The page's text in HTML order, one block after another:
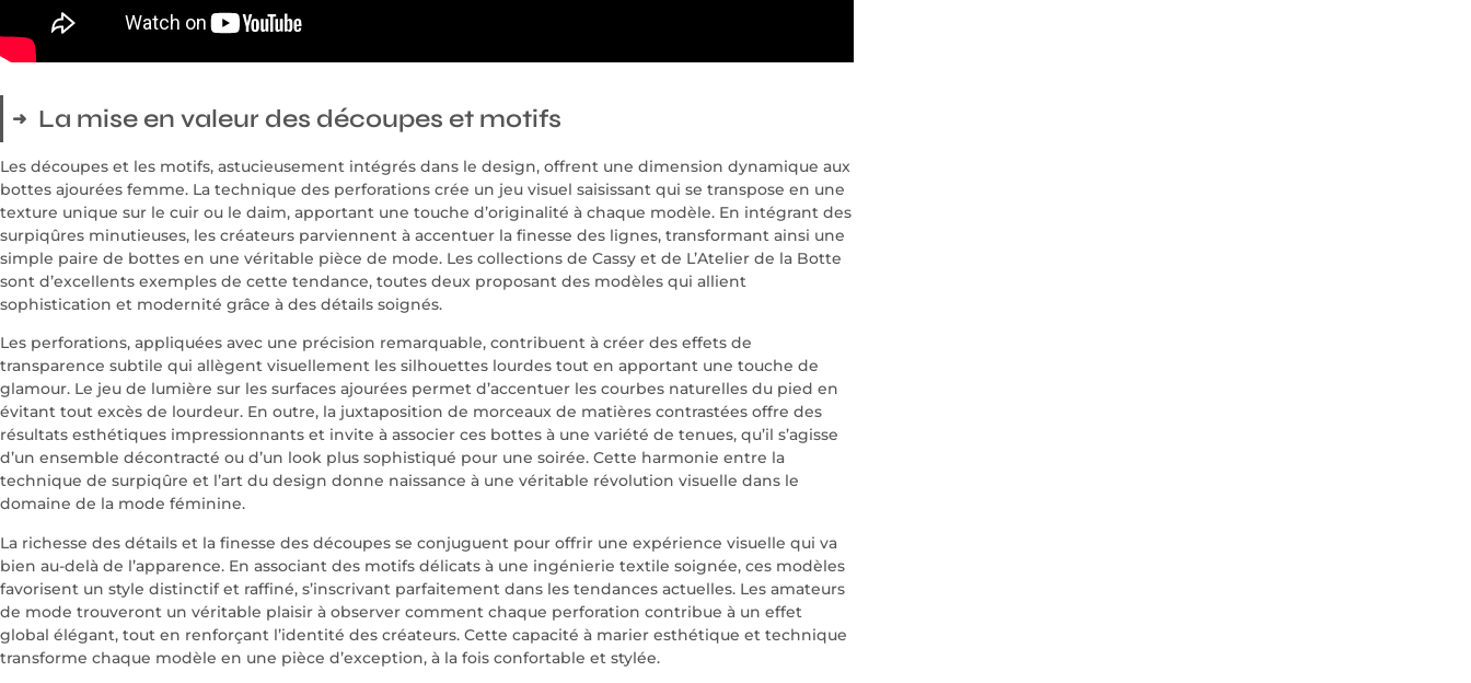
La mise en valeur des découpes et motifs
Les découpes et les motifs, astucieusement intégrés dans le design, offrent une dimension dynamique aux
bottes ajourées femme. La technique des perforations crée un jeu visuel saisissant qui se transpose en une
texture unique sur le cuir ou le daim, apportant une touche d’originalité à chaque modèle. En intégrant des
surpiqûres minutieuses, les créateurs parviennent à accentuer la finesse des lignes, transformant ainsi une
simple paire de bottes en une véritable pièce de mode. Les collections de Cassy et de L’Atelier de la Botte
sont d’excellents exemples de cette tendance, toutes deux proposant des modèles qui allient
sophistication et modernité grâce à des détails soignés.
Les perforations, appliquées avec une précision remarquable, contribuent à créer des effets de
transparence subtile qui allègent visuellement les silhouettes lourdes tout en apportant une touche de
glamour. Le jeu de lumière sur les surfaces ajourées permet d’accentuer les courbes naturelles du pied en
évitant tout excès de lourdeur. En outre, la juxtaposition de morceaux de matières contrastées offre des
résultats esthétiques impressionnants et invite à associer ces bottes à une variété de tenues, qu’il s’agisse
d’un ensemble décontracté ou d’un look plus sophistiqué pour une soirée. Cette harmonie entre la
technique de surpiqûre et l’art du design donne naissance à une véritable révolution visuelle dans le
domaine de la mode féminine.
La richesse des détails et la finesse des découpes se conjuguent pour offrir une expérience visuelle qui va
bien au-delà de l’apparence. En associant des motifs délicats à une ingénierie textile soignée, ces modèles
favorisent un style distinctif et raffiné, s’inscrivant parfaitement dans les tendances actuelles. Les amateurs
de mode trouveront un véritable plaisir à observer comment chaque perforation contribue à un effet
global élégant, tout en renforçant l’identité des créateurs. Cette capacité à marier esthétique et technique
transforme chaque modèle en une pièce d’exception, à la fois confortable et stylée.